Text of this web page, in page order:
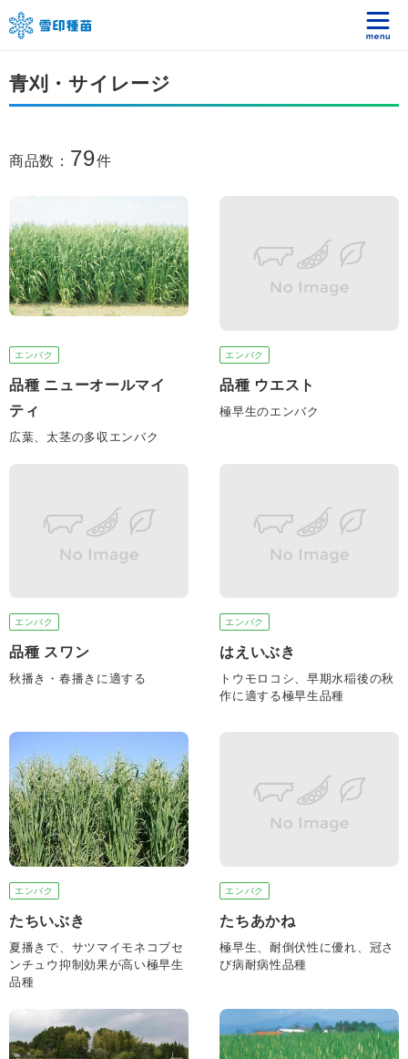
青刈・サイレージ
商品数： 79件
エンバク
品種 ニューオールマイ
ティ
広葉、太茎の多収エンバク
エンバク
品種 ウエスト
極早生のエンバク
エンバク
品種 スワン
秋播き・春播きに適する
エンバク
はえいぶき
トウモロコシ、早期水稲後の秋
作に適する極早生品種
エンバク
たちいぶき
夏播きで、サツマイモネコブセ
ンチュウ抑制効果が高い極早生
品種
エンバク
たちあかね
極早生、耐倒伏性に優れ、冠さ
び病耐病性品種